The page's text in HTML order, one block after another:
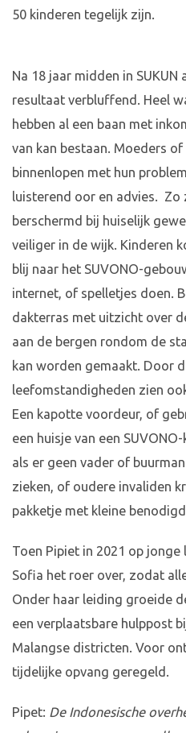
50 kinderen tegelijk zijn.
Na 18 jaar midden in
resultaat verbluffend. Heel
hebben al een baan met
van kan bestaan. Moeders
binnenlopen met hun
luisterend oor en advies. Zo
berschermd bij huiselijk
veiliger in de wijk. Kinderen
blij naar het SUVONO-
internet, of spelletjes doen.
dakterras met uitzicht over
aan de bergen rondom de
kan worden gemaakt. Door
leefomstandigheden zien
Een kapotte voordeur, of
een huisje van een
als er geen vader of
zieken, of oudere invaliden
pakketje met kleine
Toen Pipiet in 2021 op
Sofia het roer over, zodat
Onder haar leiding groeide
een verplaatsbare hulppost
Malangse districten. Voor
tijdelijke opvang geregeld.
Pipet: De Indonesische